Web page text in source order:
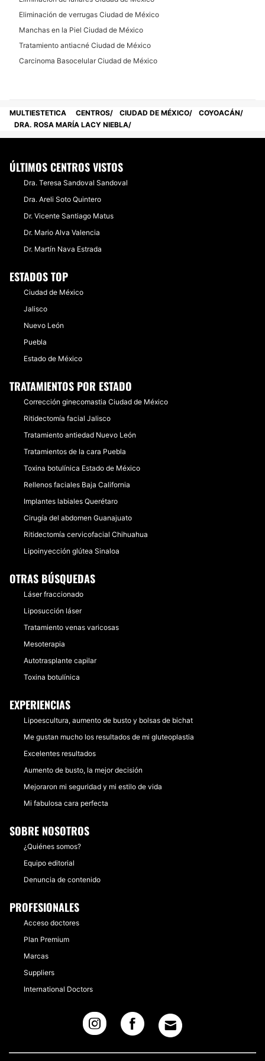
Eliminación de verrugas Ciudad de México
Manchas en la Piel Ciudad de México
Tratamiento antiacné Ciudad de México
Carcinoma Basocelular Ciudad de México
MULTIESTETICA CENTROS CIUDAD DE MÉXICO
COYOACÁN
DRA. ROSA MARÍA LACY NIEBLA
ÚLTIMOS CENTROS VISTOS
Dra. Teresa Sandoval Sandoval
Dra. Areli Soto Quintero
Dr. Vicente Santiago Matus
Dr. Mario Alva Valencia
Dr. Martín Nava Estrada
ESTADOS TOP
Ciudad de México
Jalisco
Nuevo León
Puebla
Estado de México
TRATAMIENTOS POR ESTADO
Corrección ginecomastia Ciudad de México
Ritidectomía facial Jalisco
Tratamiento antiedad Nuevo León
Tratamientos de la cara Puebla
Toxina botulínica Estado de México
Rellenos faciales Baja California
Implantes labiales Querétaro
Cirugía del abdomen Guanajuato
Ritidectomía cervicofacial Chihuahua
Lipoinyección glútea Sinaloa
OTRAS BÚSQUEDAS
Láser fraccionado
Liposucción láser
Tratamiento venas varicosas
Mesoterapia
Autotrasplante capilar
Toxina botulínica
EXPERIENCIAS
Lipoescultura, aumento de busto y bolsas de bichat
Me gustan mucho los resultados de mi gluteoplastia
Excelentes resultados
Aumento de busto, la mejor decisión
Mejoraron mi seguridad y mi estilo de vida
Mi fabulosa cara perfecta
SOBRE NOSOTROS
¿Quiénes somos?
Equipo editorial
Denuncia de contenido
PROFESIONALES
Acceso doctores
Plan Premium
Marcas
Suppliers
International Doctors